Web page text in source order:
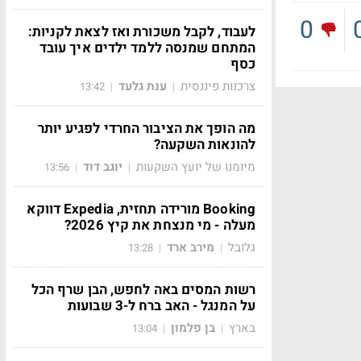
0
לעבוד, לקבל משכורת ואז לצאת לקניות:
המתחם שמנסה ללמד ילדים איך עובד
כסף
צרכנות פיננסית | ענת גלעד |
13:42
מה הופך את הציבור החרדי לפגיע יותר
להונאות השקעה?
מיומנו של יועץ השקעות | יוגב דוד |
13:56
Booking מורידה תחזית, Expedia דווקא
מעלה - מי מנצחת את קיץ 2026?
גלובל | מירב ארד |
13:28
רשות המסים באה לחפש, הבן שרף הכל
על המנגל - האב ברח ל-3 שבועות
בארץ | בן פלמון |
13:04